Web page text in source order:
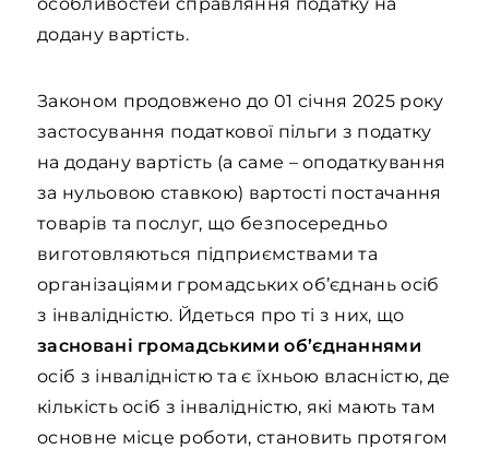
додану вартість.
Законом продовжено до 01 січня 2025 року
застосування податкової пільги з податку
на додану вартість (а саме – оподаткування
за нульовою ставкою) вартості постачання
товарів та послуг, що безпосередньо
виготовляються підприємствами та
організаціями громадських об’єднань осіб
з інвалідністю. Йдеться про ті з них, що
засновані громадськими об’єднаннями
осіб з інвалідністю та є їхньою власністю, де
кількість осіб з інвалідністю, які мають там
основне місце роботи, становить протягом